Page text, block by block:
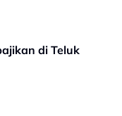
di Teluk